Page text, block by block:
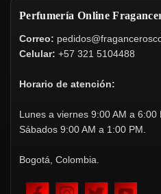
Perfumería Online
Correo:
Celular: +57 321 5104488
Horario de atención:
Lunes a viernes 9:00 AM a 6:00
Sábados 9:00 AM a 1:00 PM.
Bogotá, Colombia.